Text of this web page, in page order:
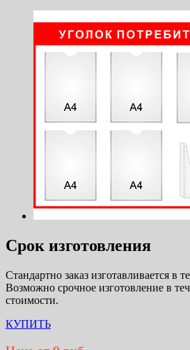
Срок изготовления
Стандартно заказ изготавливается в
Возможно срочное изготовление в
стоимости.
КУПИТЬ